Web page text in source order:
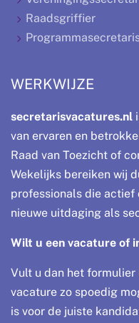
Raadsgriffier
WERKWIJZE
secretarisvacatures.nl
van ervaren en
Raad van Toezicht of
Wekelijks bereiken wij
professionals die actief
nieuwe uitdaging als
Wilt u een vacature of
Vult u dan het formulier
vacature zo spoedig
is voor de juiste